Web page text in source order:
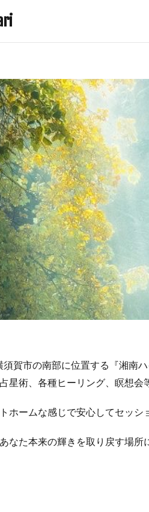
須賀市の南部に位置する『湘南
星術、各種ヒーリング、瞑想会
ホームな感じで安心してセッシ
なた本来の輝きを取り戻す場所